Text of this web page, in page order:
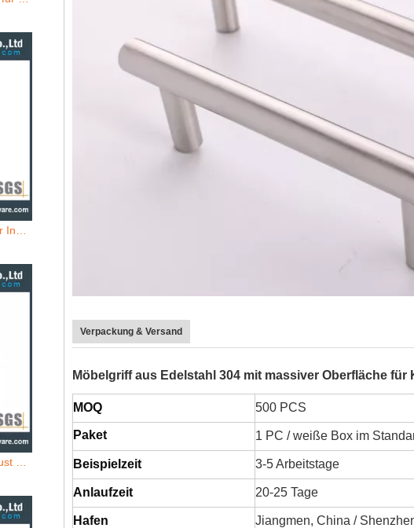
Verpackung & Versand
Möbelgriff aus Edelstahl 304 mit massiver Oberfläche für
MOQ 500 PCS
Paket 1 PC / weiße Box im
Beispielzeit 3-5 Arbeitstage
Anlaufzeit 20-25 Tage
Hafen Jiangmen, China /